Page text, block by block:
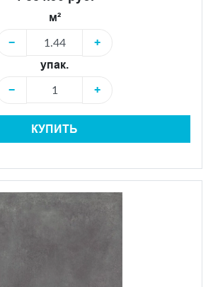
м²
−
+
упак.
−
+
КУПИТЬ